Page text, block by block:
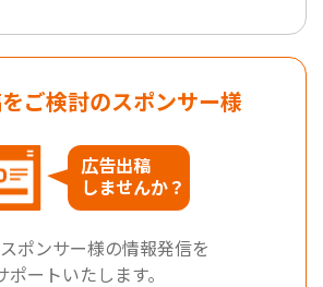
ご検討のスポンサー様
広告出稿
しませんか？
ポンサー様の情報発信を
ポートいたします。